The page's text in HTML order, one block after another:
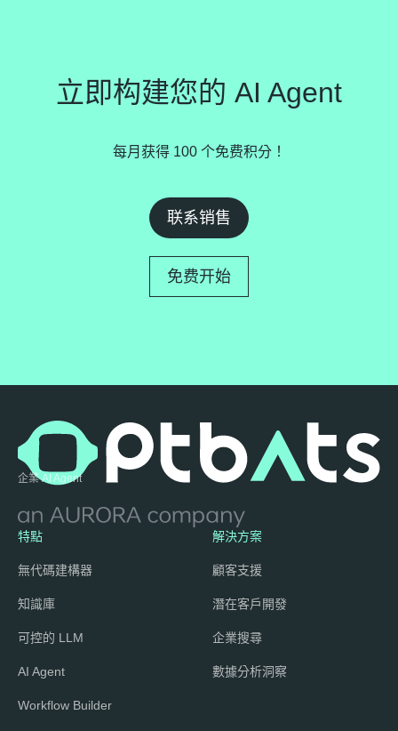
立即构建您的 AI Agent
每月获得 100 个免费积分！
联系销售
免费开始
企業 AI Agent
特點
無代碼建構器
知識庫
可控的 LLM
AI Agent
Workflow Builder
解決方案
顧客支援
潛在客戶開發
企業搜尋
數據分析洞察